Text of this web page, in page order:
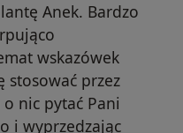
Anek. Bardzo
wskazówek
stosować przez
o nic pytać Pani
i wyprzedzając